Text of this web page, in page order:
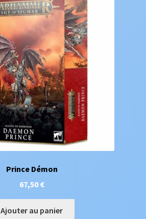
Prince Démon
67,50€
Ajouter au panier